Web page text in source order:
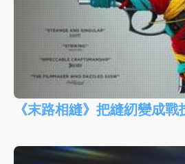
《末路相縫》把縫紉變成